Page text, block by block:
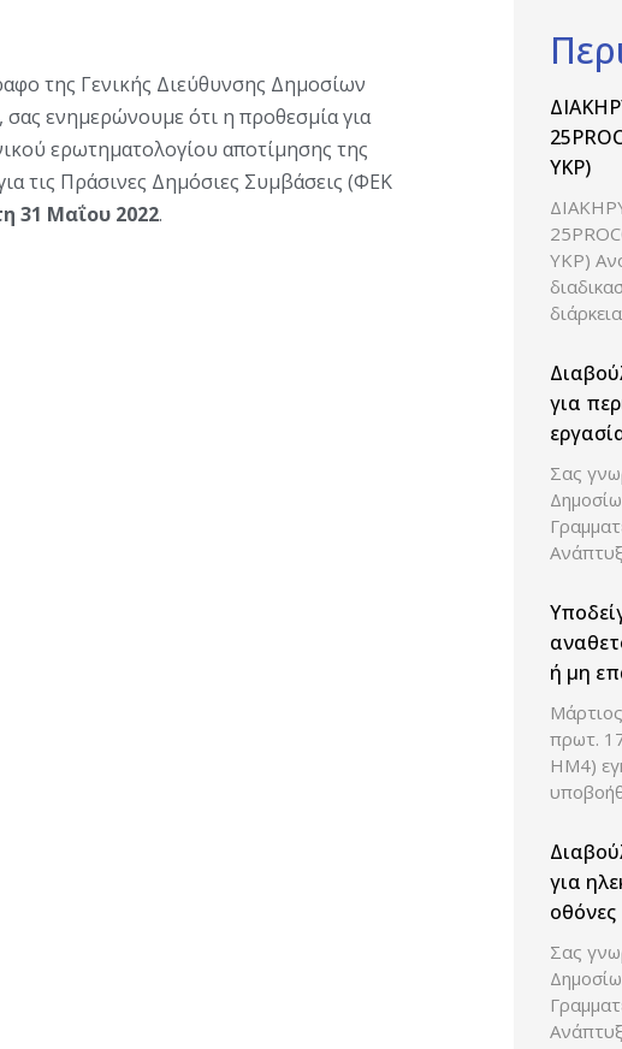
της Γενικής Διεύθυνσης Δημοσίων
ενημερώνουμε ότι η προθεσμία για
ερωτηματολογίου αποτίμησης της
τις Πράσινες Δημόσιες Συμβάσεις (ΦΕΚ
31 Μαΐου 2022.
ΥΚΡ)
ΥΚΡ)
για
Σας
ή μη
πρωτ.
ΗΜ4)
για
οθόνες
Σας